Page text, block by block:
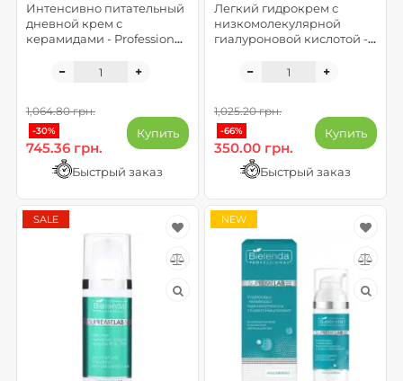
Интенсивно питательный
дневной крем с
керамидами - Professional
Renew SPF30 (до 09.2026)
1,064.80 грн.
-30%
745.36 грн.
Купить
Быстрый заказ
Легкий гидрокрем с
низкомолекулярной
гиалуроновой кислотой -
Minerals ( до 10.2026)
1,025.20 грн.
-66%
350.00 грн.
Купить
Быстрый заказ
SALE NEW